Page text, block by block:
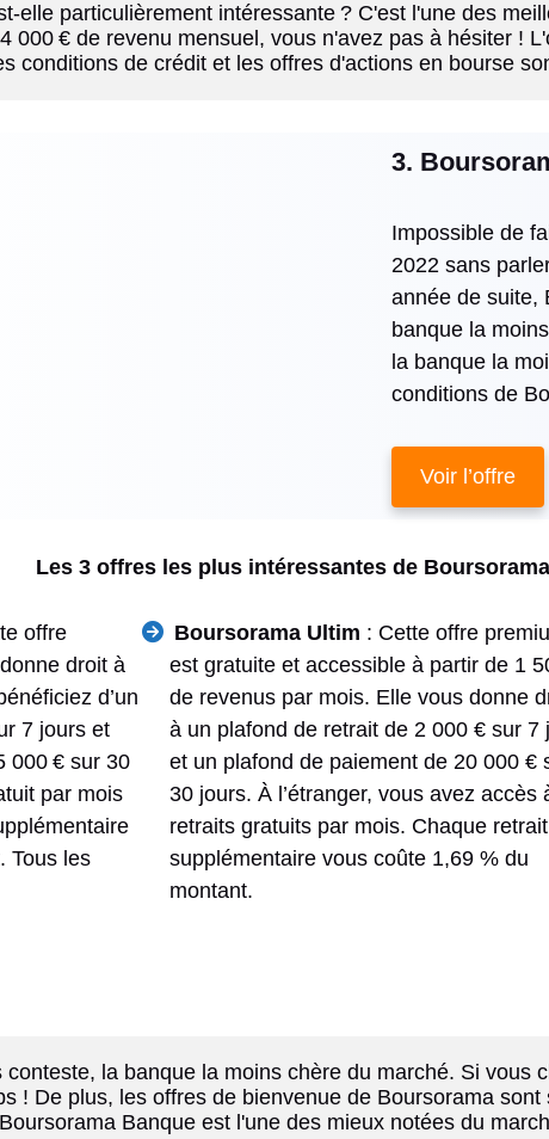
elle particulièrement intéressante ? C'est l'une des
000 € de revenu mensuel, vous n'avez pas à hésiter !
conditions de crédit et les offres d'actions en bourse
3.
Impossible de
2022 sans
année de suite,
banque la
la banque la
conditions de
Voir l’offre
Les 3 offres les plus intéressantes de
offre
droit à
d’un
7 jours et
000 € sur 30
par mois
Tous les
Boursorama Ultim : Cette offre
est gratuite et accessible à partir de 1
de revenus par mois. Elle vous donne
à un plafond de retrait de 2 000 € sur 7
et un plafond de paiement de 20 000 €
30 jours. À l’étranger, vous avez accès
retraits gratuits par mois. Chaque retrait
supplémentaire vous coûte 1,69 % du
montant.
la banque la moins chère du marché. Si vous
! De plus, les offres de bienvenue de Boursorama
Banque est l'une des mieux notées du